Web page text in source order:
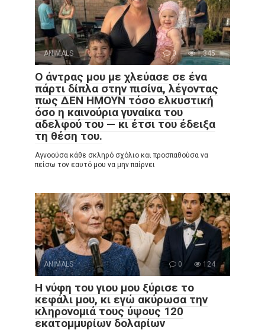
ANIMALS 0 1,345
Ο άντρας μου με χλεύασε σε ένα
πάρτι δίπλα στην πισίνα, λέγοντας
πως ΔΕΝ ΗΜΟΥΝ τόσο ελκυστική
όσο η καινούρια γυναίκα του
αδελφού του — κι έτσι του έδειξα
τη θέση του.
Αγνοούσα κάθε σκληρό σχόλιο και προσπαθούσα να
πείσω τον εαυτό μου να μην παίρνει
ANIMALS 0 124
Η νύφη του γιου μου ξύρισε το
κεφάλι μου, κι εγώ ακύρωσα την
κληρονομιά τους ύψους 120
εκατομμυρίων δολαρίων